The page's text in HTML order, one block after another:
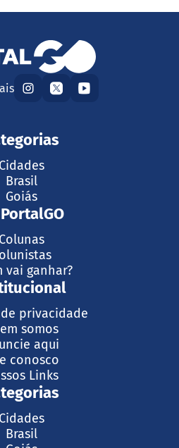
Cidades
Brasil
Goiás
Colunas
vai ganhar?
privacidade
somos
aqui
conosco
Links
Cidades
Brasil